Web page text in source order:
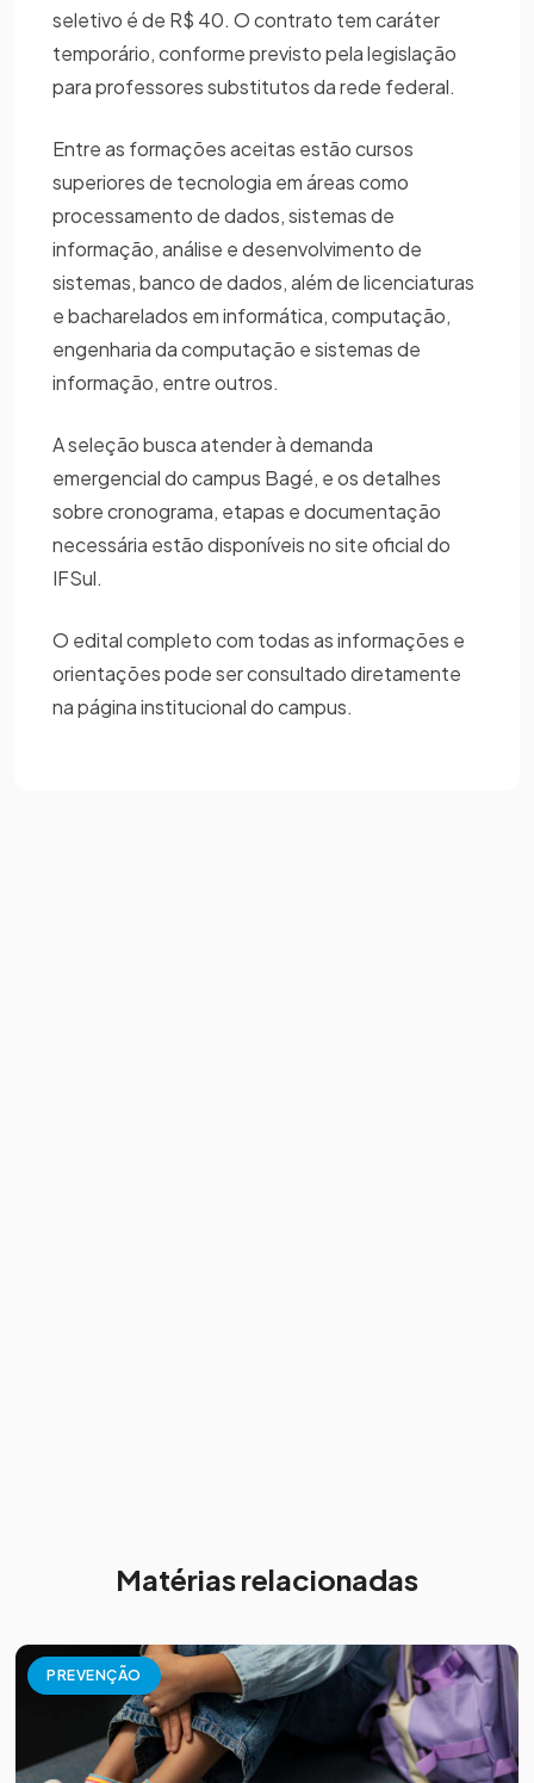
seletivo é de R$ 40. O contrato tem caráter
temporário, conforme previsto pela legislação
para professores substitutos da rede federal.
Entre as formações aceitas estão cursos
superiores de tecnologia em áreas como
processamento de dados, sistemas de
informação, análise e desenvolvimento de
sistemas, banco de dados, além de licenciaturas
e bacharelados em informática, computação,
engenharia da computação e sistemas de
informação, entre outros.
A seleção busca atender à demanda
emergencial do campus Bagé, e os detalhes
sobre cronograma, etapas e documentação
necessária estão disponíveis no site oficial do
IFSul.
O edital completo com todas as informações e
orientações pode ser consultado diretamente
na página institucional do campus.
Matérias relacionadas
PREVENÇÃO